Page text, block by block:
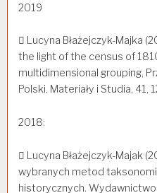
2019
 Lucyna Błażejczyk-Majka
the light of the census of
multidimensional grouping,
Polski. Materiały i Studia, 41,
2018:
 Lucyna Błażejczyk-Majak
wybranych metod
historycznych.